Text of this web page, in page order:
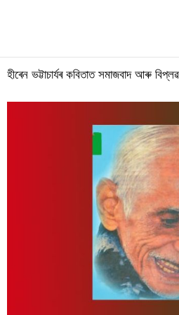
হীৰেন ভট্টাচাৰ্যৰ কবিতাত সমাজবাদ আৰু বিপ্লৱ